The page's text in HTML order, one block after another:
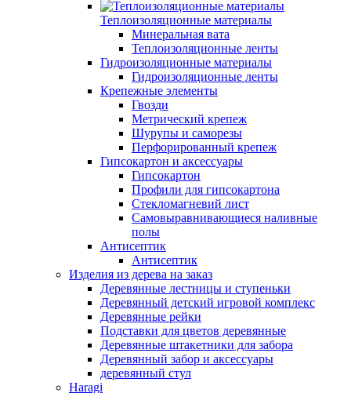
Теплоизоляционные материалы
Минеральная вата
Теплоизоляционные ленты
Гидроизоляционные материалы
Гидроизоляционные ленты
Крепежные элементы
Гвозди
Метрический крепеж
Шурупы и саморезы
Перфорированный крепеж
Гипсокартон и аксессуары
Гипсокартон
Профили для гипсокартона
Стекломагневий лист
Самовыравнивающиеся наливные
полы
Aнтисептик
Aнтисептик
Изделия из дерева на заказ
Деревянные лестницы и ступеньки
Деревянный детский игровой комплекс
Деревянные рейки
Подставки для цветов деревянные
Деревянные штакетники для забора
Деревянный забор и аксессуары
деревянный стул
Haragi